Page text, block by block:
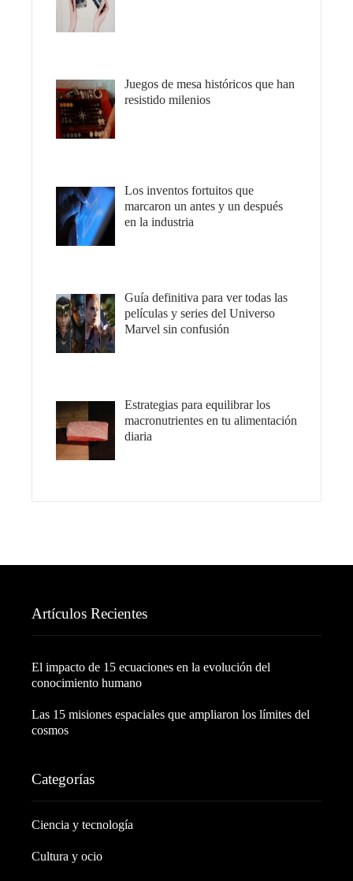
Juegos de mesa históricos que han
resistido milenios
Los inventos fortuitos que
marcaron un antes y un después
en la industria
Guía definitiva para ver todas las
películas y series del Universo
Marvel sin confusión
Estrategias para equilibrar los
macronutrientes en tu alimentación
diaria
Artículos Recientes
El impacto de 15 ecuaciones en la evolución del
conocimiento humano
Las 15 misiones espaciales que ampliaron los límites del
cosmos
Categorías
Ciencia y tecnología
Cultura y ocio